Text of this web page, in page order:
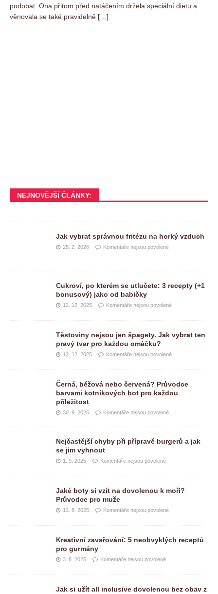
podobat. Ona přitom před natáčením držela speciální dietu a
věnovala se také pravidelně […]
NEJNOVĚJŠÍ ČLÁNKY:
Jak vybrat správnou fritézu na horký vzduch
25. 2. 2026 Komentáře nejsou povolené
Cukroví, po kterém se utlučete: 3 recepty (+1
bonusový) jako od babičky
12. 12. 2025 Komentáře nejsou povolené
Těstoviny nejsou jen špagety. Jak vybrat ten
pravý tvar pro každou omáčku?
12. 12. 2025 Komentáře nejsou povolené
Černá, béžová nebo červená? Průvodce
barvami kotníkových bot pro každou
příležitost
30. 9. 2025 Komentáře nejsou povolené
Nejčastější chyby při přípravě burgerů a jak
se jim vyhnout
1. 9. 2025 Komentáře nejsou povolené
Jaké boty si vzít na dovolenou k moři?
Průvodce pro muže
13. 8. 2025 Komentáře nejsou povolené
Kreativní zavařování: 5 neobvyklých receptů
pro gurmány
3. 8. 2025 Komentáře nejsou povolené
Jak si užít all inclusive dovolenou bez obav z